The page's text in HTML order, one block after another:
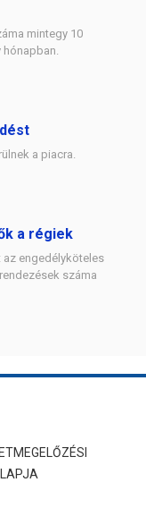
mintegy 10
hónapban.
a piacra.
a régiek
az engedélyköteles
száma